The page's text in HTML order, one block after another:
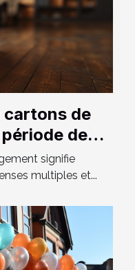
cartons de
de
signifie
multiples et...